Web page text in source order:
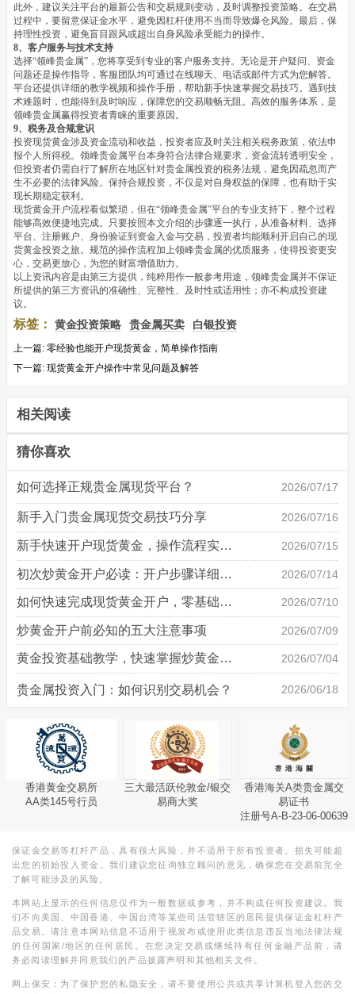
此外，建议关注平台的最新公告和交易规则变动，及时调整投资策略。在交易
过程中，要留意保证金水平，避免因杠杆使用不当而导致爆仓风险。最后，保
持理性投资，避免盲目跟风或超出自身风险承受能力的操作。
8、客户服务与技术支持
选择“领峰贵金属”，您将享受到专业的客户服务支持。无论是开户疑问、资金
问题还是操作指导，客服团队均可通过在线聊天、电话或邮件方式为您解答。
平台还提供详细的教学视频和操作手册，帮助新手快速掌握交易技巧。遇到技
术难题时，也能得到及时响应，保障您的交易顺畅无阻。高效的服务体系，是
领峰贵金属赢得投资者青睐的重要原因。
9、税务及合规意识
投资现货黄金涉及资金流动和收益，投资者应及时关注相关税务政策，依法申
报个人所得税。领峰贵金属平台本身符合法律合规要求，资金流转透明安全，
但投资者仍需自行了解所在地区针对贵金属投资的税务法规，避免因疏忽而产
生不必要的法律风险。保持合规投资，不仅是对自身权益的保障，也有助于实
现长期稳定获利。
现货黄金开户流程看似繁琐，但在“领峰贵金属”平台的专业支持下，整个过程
能够高效便捷地完成。只要按照本文介绍的步骤逐一执行，从准备材料、选择
平台、注册账户、身份验证到资金入金与交易，投资者均能顺利开启自己的现
货黄金投资之旅。规范的操作流程加上领峰贵金属的优质服务，使得投资更安
心，交易更放心，为您的财富增值助力。
以上资讯内容是由第三方提供，纯粹用作一般参考用途，领峰贵金属并不保证
所提供的第三方资讯的准确性、完整性、及时性或适用性；亦不构成投资建
议。
标签： 黄金投资策略 贵金属买卖 白银投资
上一篇: 零经验也能开户现货黄金，简单操作指南
下一篇: 现货黄金开户操作中常见问题及解答
相关阅读
猜你喜欢
如何选择正规贵金属现货平台？ 2026/07/17
新手入门贵金属现货交易技巧分享 2026/07/16
新手快速开户现货黄金，操作流程实操详解 2026/07/15
初次炒黄金开户必读：开户步骤详细说明 2026/07/14
如何快速完成现货黄金开户，零基础也能轻松上手 2026/07/10
炒黄金开户前必知的五大注意事项 2026/07/09
黄金投资基础教学，快速掌握炒黄金技巧 2026/07/04
贵金属投资入门：如何识别交易机会？ 2026/06/18
香港黄金交易所
AA类145号行员
三大最活跃伦敦金/银交
易商大奖
香港海关A类贵金属交
易证书
注册号A-B-23-06-00639
保证金交易等杠杆产品，具有很大风险，并不适用于所有投资者。损失可能超
出您的初始投入资金。我们建议您征询独立顾问的意见，确保您在交易前完全
了解可能涉及的风险。
本网站上显示的任何信息仅作为一般数据或参考，并不构成任何投资建议。我
们不向美国、中国香港、中国台湾等某些司法管辖区的居民提供保证金杠杆产
品交易。请注意本网站信息不适用于视发布或使用此类信息违反当地法律法规
的任何国家/地区的任何居民。在您决定交易或继续持有任何金融产品前，请
务必阅读理解并同意我们的产品披露声明和其他相关文件。
网上保安：为了保护您的私隐安全，请不要使用公共或共享计算机登入您的交